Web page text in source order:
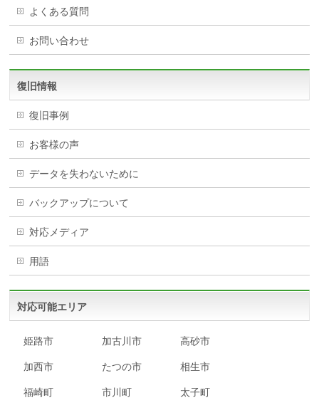
よくある質問
お問い合わせ
復旧情報
復旧事例
お客様の声
データを失わないために
バックアップについて
対応メディア
用語
対応可能エリア
姫路市 加古川市 高砂市
加西市 たつの市 相生市
福崎町 市川町 太子町